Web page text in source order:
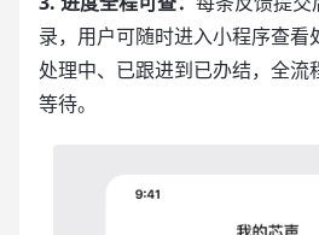
录，用户可随时进入小程序查看
处理中、已跟进到已办结，全流
等待。